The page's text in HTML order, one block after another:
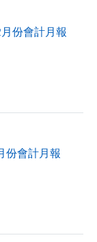
份會計月報
份會計月報